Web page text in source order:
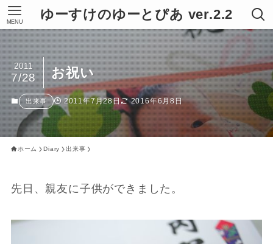
ゆーすけのゆーとぴあ ver.2.2
MENU
お祝い
2011
7/28
出来事 2011年7月28日 2016年6月8日
ホーム Diary 出来事
先日、親友に子供ができました。